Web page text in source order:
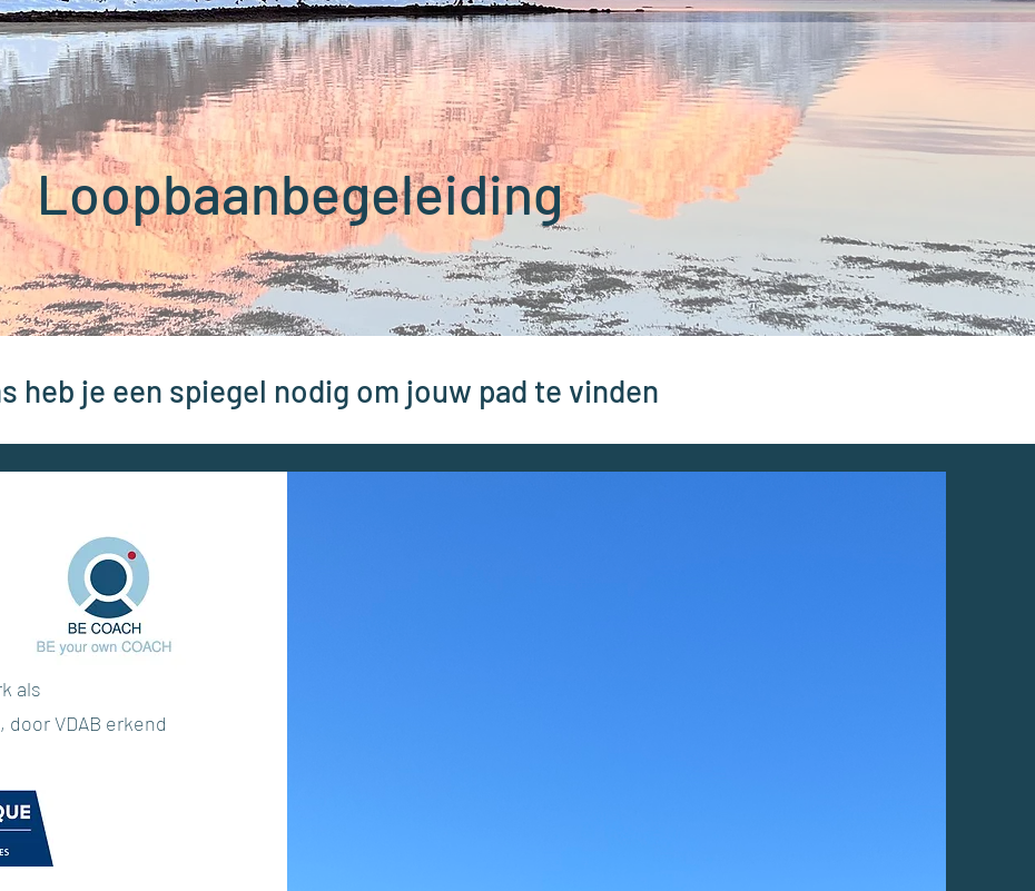
Loopbaanbegeleiding
heb je een spiegel nodig om jouw pad te vinden
als
VDAB erkend